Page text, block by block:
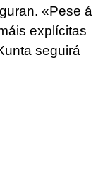
. «Pese á
explícitas
seguirá